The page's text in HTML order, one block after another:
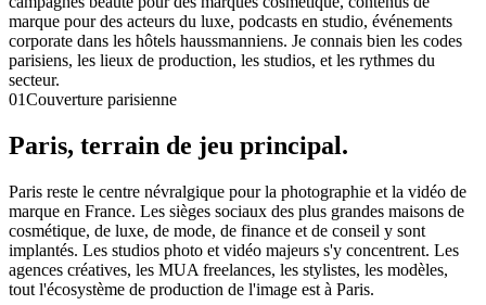
marque pour des acteurs du luxe, podcasts en studio, événements
corporate dans les hôtels haussmanniens. Je connais bien les codes
parisiens, les lieux de production, les studios, et les rythmes du
secteur.
01Couverture parisienne
Paris, terrain de jeu principal.
Paris reste le centre névralgique pour la photographie et la vidéo de
marque en France. Les sièges sociaux des plus grandes maisons de
cosmétique, de luxe, de mode, de finance et de conseil y sont
implantés. Les studios photo et vidéo majeurs s'y concentrent. Les
agences créatives, les MUA freelances, les stylistes, les modèles,
tout l'écosystème de production de l'image est à Paris.